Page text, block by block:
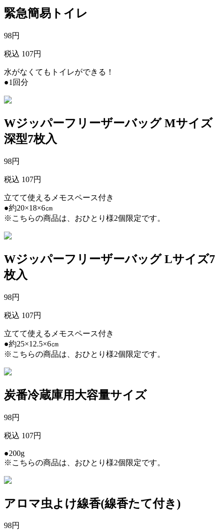
緊急簡易トイレ
98円
税込 107円
水がなくてもトイレができる！
●1回分
Wジッパーフリーザーバッグ Mサイズ
深型7枚入
98円
税込 107円
立てて使えるメモスペース付き
●約20×18×6㎝
※こちらの商品は、おひとり様2個限定です。
Wジッパーフリーザーバッグ Lサイズ7
枚入
98円
税込 107円
立てて使えるメモスペース付き
●約25×12.5×6㎝
※こちらの商品は、おひとり様2個限定です。
炭番冷蔵庫用大容量サイズ
98円
税込 107円
●200g
※こちらの商品は、おひとり様2個限定です。
アロマ虫よけ線香(線香たて付き)
98円